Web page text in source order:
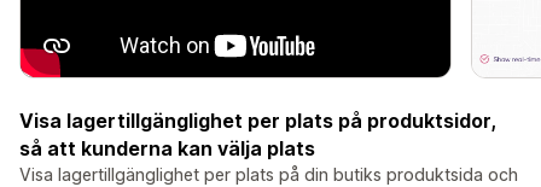
Visa lagertillgänglighet per plats på produktsidor,
så att kunderna kan välja plats
Visa lagertillgänglighet per plats på din butiks produktsida och